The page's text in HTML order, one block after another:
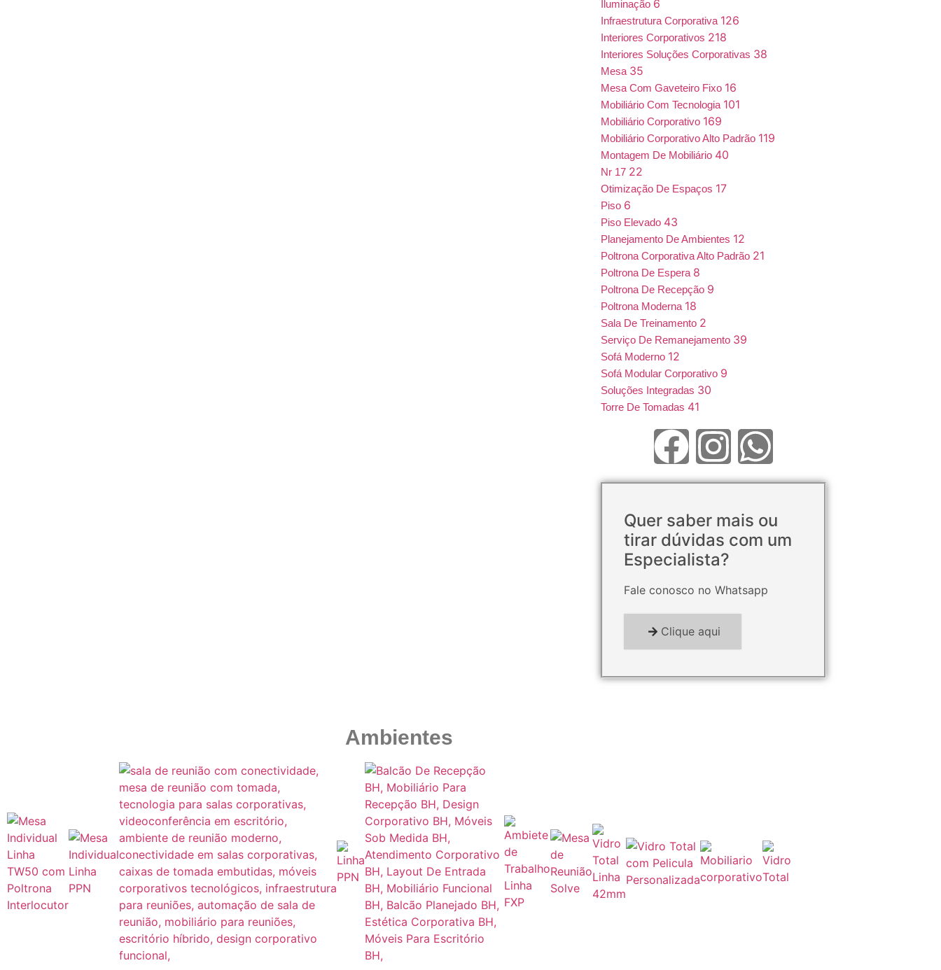
Iluminação 6
Infraestrutura Corporativa 126
Interiores Corporativos 218
Interiores Soluções Corporativas 38
Mesa 35
Mesa Com Gaveteiro Fixo 16
Mobiliário Com Tecnologia 101
Mobiliário Corporativo 169
Mobiliário Corporativo Alto Padrão 119
Montagem De Mobiliário 40
Nr 17 22
Otimização De Espaços 17
Piso 6
Piso Elevado 43
Planejamento De Ambientes 12
Poltrona Corporativa Alto Padrão 21
Poltrona De Espera 8
Poltrona De Recepção 9
Poltrona Moderna 18
Sala De Treinamento 2
Serviço De Remanejamento 39
Sofá Moderno 12
Sofá Modular Corporativo 9
Soluções Integradas 30
Torre De Tomadas 41
Quer saber mais ou
tirar dúvidas com um
Especialista?
Fale conosco no Whatsapp
Clique aqui
Ambientes